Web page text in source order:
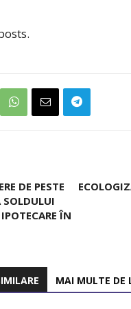
DE PESTE
SOLDULUI
ÎN
MAI MULTE DE